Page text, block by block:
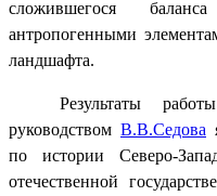
сложившегося
антропогенными
ландшафта.
Результаты
руководством В.В.Седова
по истории Северо-
отечественной